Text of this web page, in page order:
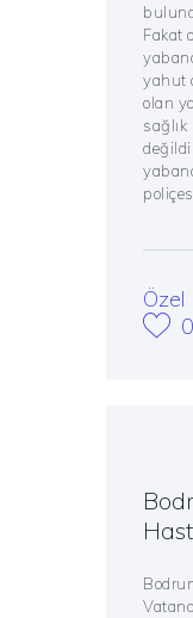
Fakat
yahut
olan
sağlık
Özel
0